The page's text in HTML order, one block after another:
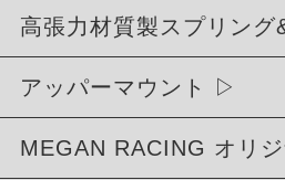
高張力材質製スプリング
アッパーマウント
MEGAN RACING オリ